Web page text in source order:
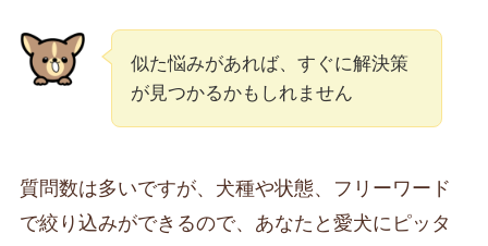
似た悩みがあれば、すぐに解決策
が見つかるかもしれません
質問数は多いですが、犬種や状態、フリーワード
で絞り込みができるので、あなたと愛犬にピッタ